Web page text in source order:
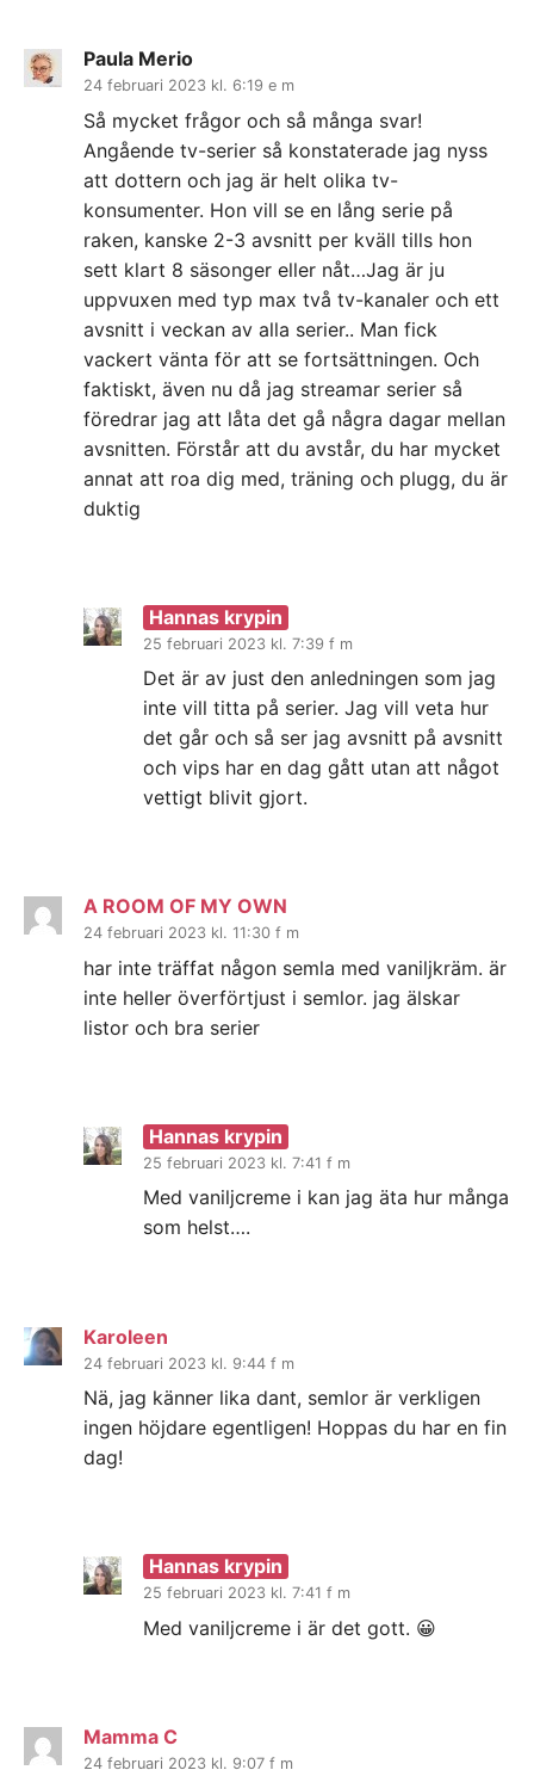
Paula Merio
24 februari 2023 kl. 6:19 e m
Så mycket frågor och så många svar!
Angående tv-serier så konstaterade jag nyss
att dottern och jag är helt olika tv-
konsumenter. Hon vill se en lång serie på
raken, kanske 2-3 avsnitt per kväll tills hon
sett klart 8 säsonger eller nåt…Jag är ju
uppvuxen med typ max två tv-kanaler och ett
avsnitt i veckan av alla serier.. Man fick
vackert vänta för att se fortsättningen. Och
faktiskt, även nu då jag streamar serier så
föredrar jag att låta det gå några dagar mellan
avsnitten. Förstår att du avstår, du har mycket
annat att roa dig med, träning och plugg, du är
duktig
Hannas krypin
25 februari 2023 kl. 7:39 f m
Det är av just den anledningen som jag
inte vill titta på serier. Jag vill veta hur
det går och så ser jag avsnitt på avsnitt
och vips har en dag gått utan att något
vettigt blivit gjort.
A ROOM OF MY OWN
24 februari 2023 kl. 11:30 f m
har inte träffat någon semla med vaniljkräm. är
inte heller överförtjust i semlor. jag älskar
listor och bra serier
Hannas krypin
25 februari 2023 kl. 7:41 f m
Med vaniljcreme i kan jag äta hur många
som helst….
Karoleen
24 februari 2023 kl. 9:44 f m
Nä, jag känner lika dant, semlor är verkligen
ingen höjdare egentligen! Hoppas du har en fin
dag!
Hannas krypin
25 februari 2023 kl. 7:41 f m
Med vaniljcreme i är det gott. 😀
Mamma C
24 februari 2023 kl. 9:07 f m